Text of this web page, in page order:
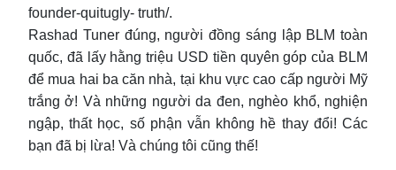
founder-quitugly- truth/.
Rashad Tuner đúng, người đồng sáng lập BLM toàn
quốc, đã lấy hằng triệu USD tiền quyên góp của BLM
để mua hai ba căn nhà, tại khu vực cao cấp người Mỹ
trắng ở! Và những người da đen, nghèo khổ, nghiện
ngập, thất học, số phận vẫn không hề thay đổi! Các
bạn đã bị lừa! Và chúng tôi cũng thế!